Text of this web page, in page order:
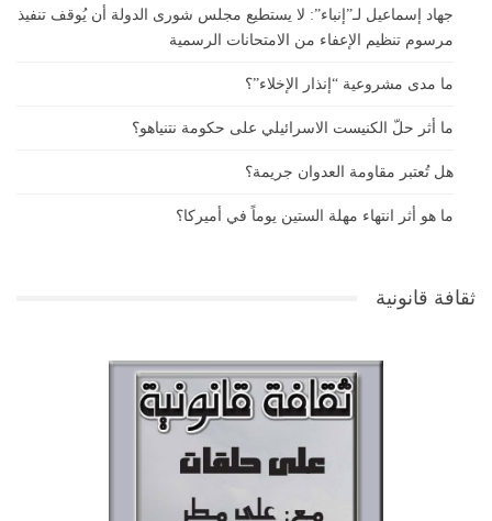
جهاد إسماعيل لـ”إنباء”: لا يستطيع مجلس شورى الدولة أن يُوقف تنفيذ
مرسوم تنظيم الإعفاء من الامتحانات الرسمية
ما مدى مشروعية “إنذار الإخلاء”؟
ما أثر حلّ الكنيست الاسرائيلي على حكومة نتنياهو؟
هل تُعتبر مقاومة العدوان جريمة؟
ما هو أثر انتهاء مهلة الستين يوماً في أميركا؟
ثقافة قانونية